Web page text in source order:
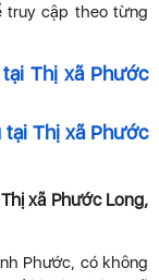
truy cập theo từng
Thị xã Phước
tại Thị xã Phước
xã Phước Long,
Phước, có không